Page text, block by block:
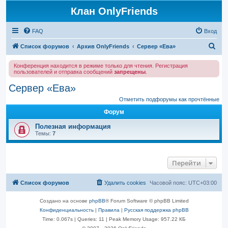
Клан OnlyFriends
FAQ Вход
Список форумов Архив OnlyFriends Сервер «Ева»
Конференция находится в режиме только для чтения. Регистрация
пользователей и отправка сообщений запрещены
Сервер «Ева»
Отметить подфорумы как прочтённые
Форум
Полезная информация
Темы: 7
Перейти
Список форумов Часовой пояс: UTC+03:00
Удалить cookies
Создано на основе phpBB® Forum Software © phpBB Limited
Конфиденциальность| Правила | Русская поддержка phpBB
Time: 0.067s | Queries: 11 | Peak Memory Usage: 957.22 КБ